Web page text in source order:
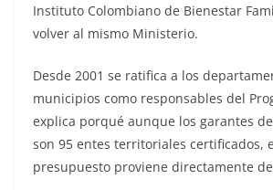
Instituto Colombiano de Bienestar
volver al mismo Ministerio.
Desde 2001 se ratifica a los
municipios como responsables del
explica porqué aunque los garantes
son 95 entes territoriales certificados,
presupuesto proviene directamente